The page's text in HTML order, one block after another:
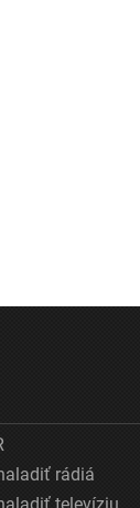
rádiá